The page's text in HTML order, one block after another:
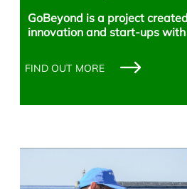
GoBeyond is a project
innovation and start-ups
FIND OUT MORE